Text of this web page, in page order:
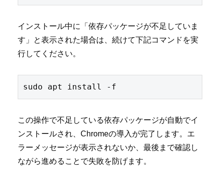
インストール中に「依存パッケージが不足していま
す」と表示された場合は、続けて下記コマンドを実
行してください。
この操作で不足している依存パッケージが自動でイ
ンストールされ、Chromeの導入が完了します。エ
ラーメッセージが表示されないか、最後まで確認し
ながら進めることで失敗を防げます。